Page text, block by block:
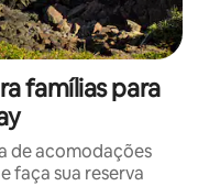
famílias para
de acomodações
faça sua reserva